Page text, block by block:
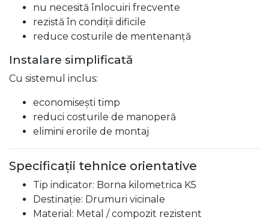
nu necesită înlocuiri frecvente
rezistă în condiții dificile
reduce costurile de mentenanță
Instalare simplificată
Cu sistemul inclus:
economisești timp
reduci costurile de manoperă
elimini erorile de montaj
Specificații tehnice orientative
Tip indicator: Borna kilometrica K5
Destinație: Drumuri vicinale
Material: Metal / compozit rezistent